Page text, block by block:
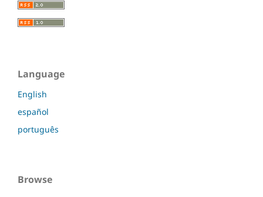
Language
English
español
português
Browse